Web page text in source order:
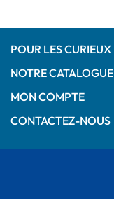
POUR LES CURIEUX
NOTRE CATALOGUE
MON COMPTE
CONTACTEZ-NOUS